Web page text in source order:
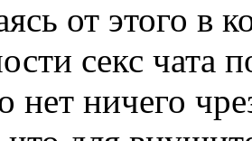
от этого в
секс чата
нет ничего